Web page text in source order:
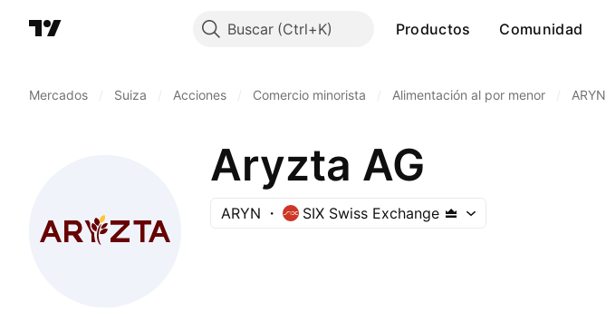
Buscar Productos Comunidad
Mercados Suiza Acciones Comercio minorista Alimentación al por menor ARYN
Aryzta AG
ARYN SIX Swiss Exchange